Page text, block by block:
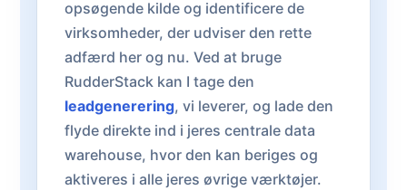
opsøgende kilde og identificere de
virksomheder, der udviser den rette
adfærd her og nu. Ved at bruge
RudderStack kan I tage den
leadgenerering, vi leverer, og lade den
flyde direkte ind i jeres centrale data
warehouse, hvor den kan beriges og
aktiveres i alle jeres øvrige værktøjer.